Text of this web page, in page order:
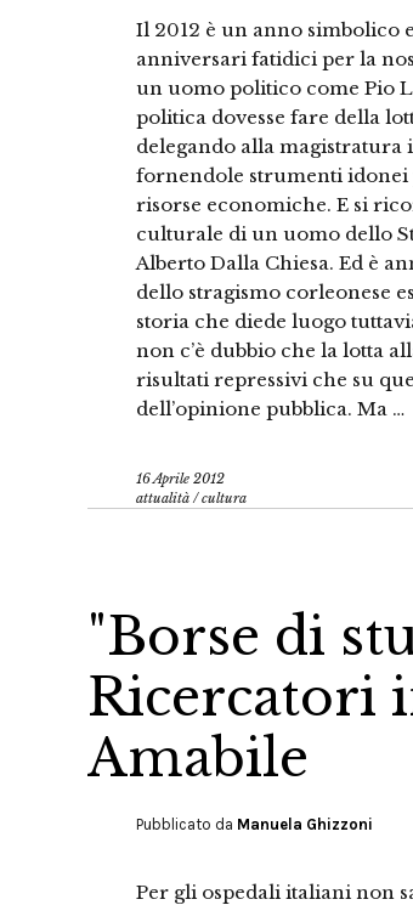
Il 2012 è un anno simbolico
anniversari fatidici per la
un uomo politico come Pio
politica dovesse fare della
delegando alla
fornendole strumenti idonei
risorse economiche. E si
culturale di un uomo dello
Alberto Dalla Chiesa. Ed è
dello stragismo corleonese
storia che diede luogo
non c’è dubbio che la lotta
risultati repressivi che su
dell’opinione pubblica. Ma …
16 Aprile 2012
attualità /cultura
"Borse di
Ricercatori
Amabile
Pubblicato da Manuela Ghizzoni
Per gli ospedali italiani non